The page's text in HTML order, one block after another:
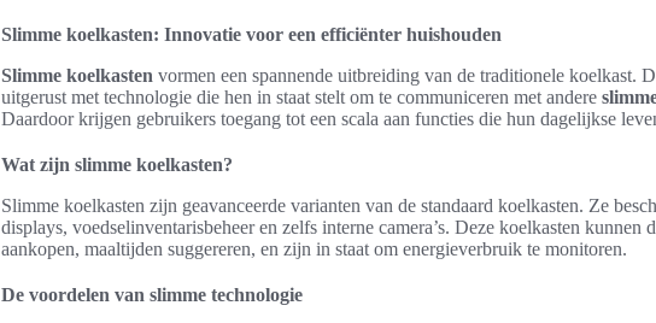
Slimme koelkasten: Innovatie voor een efficiënter huishouden
Slimme koelkasten vormen een spannende uitbreiding van de traditionele koelkast.
uitgerust met technologie die hen in staat stelt om te communiceren met andere
Daardoor krijgen gebruikers toegang tot een scala aan functies die hun dagelijkse
Wat zijn slimme koelkasten?
Slimme koelkasten zijn geavanceerde varianten van de standaard koelkasten. Ze
displays, voedselinventarisbeheer en zelfs interne camera’s. Deze koelkasten kunnen
aankopen, maaltijden suggereren, en zijn in staat om energieverbruik te monitoren.
De voordelen van slimme technologie